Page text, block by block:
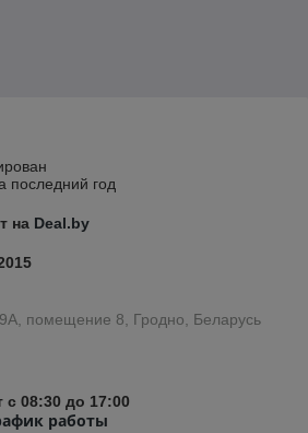
последний год
на Deal.by
помещение 8, Гродно, Беларусь
с 08:30 до 17:00
работы